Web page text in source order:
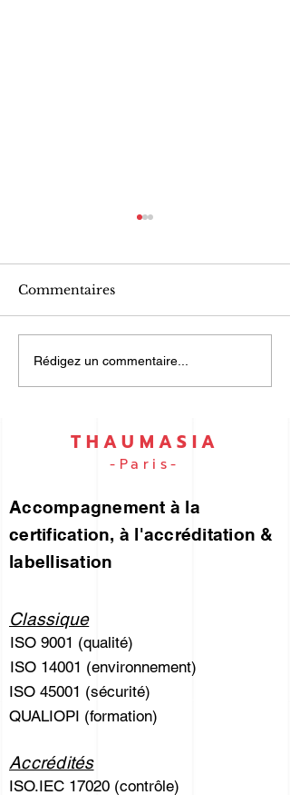
UN PORTEFEUILLE
DES RISQUES... pour
Commentaires
Rédigez un commentaire...
THAUMASIA
-Paris-
Accompagnement à la
certification, à l'accréditation &
labellisation
Classique
ISO 9001 (qualité)
ISO 14001 (environnement)
ISO 45001 (sécurité)
QUALIOPI (formation)
Accrédités
ISO.IEC 17020 (contrôle)